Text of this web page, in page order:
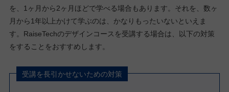
を、1ヶ月から2ヶ月ほどで学べる場合もあります。それを、数ヶ
月から1年以上かけて学ぶのは、かなりもったいないといえま
す。RaiseTechのデザインコースを受講する場合は、以下の対策
をすることをおすすめします。
受講を長引かせないための対策